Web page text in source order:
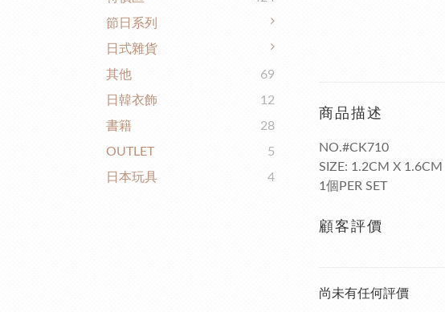
節日系列
日式雜貨
其他
69
日韓衣飾
12
書籍
28
OUTLET
5
日本玩具
4
商品描述
NO.#CK710
SIZE: 1.2CM X 1.6CM
1個PER SET
顧客評價
尚未有任何評價